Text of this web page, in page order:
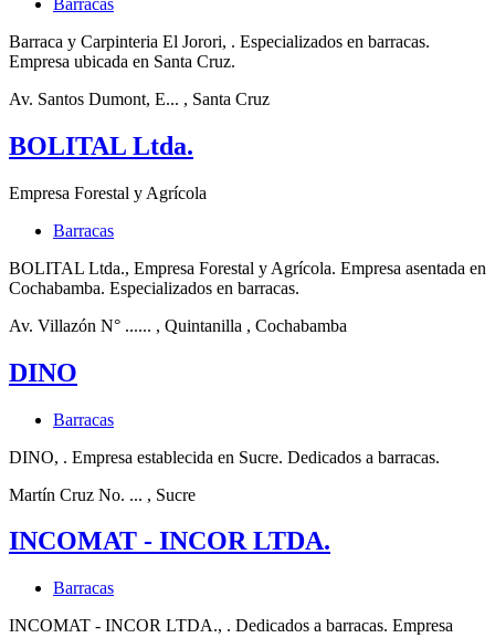
Barracas
Barraca y Carpinteria El Jorori, . Especializados en barracas.
Empresa ubicada en Santa Cruz.
Av. Santos Dumont, E... , Santa Cruz
BOLITAL Ltda.
Empresa Forestal y Agrícola
Barracas
BOLITAL Ltda., Empresa Forestal y Agrícola. Empresa asentada en
Cochabamba. Especializados en barracas.
Av. Villazón N° ...... , Quintanilla , Cochabamba
DINO
Barracas
DINO, . Empresa establecida en Sucre. Dedicados a barracas.
Martín Cruz No. ... , Sucre
INCOMAT - INCOR LTDA.
Barracas
INCOMAT - INCOR LTDA., . Dedicados a barracas. Empresa